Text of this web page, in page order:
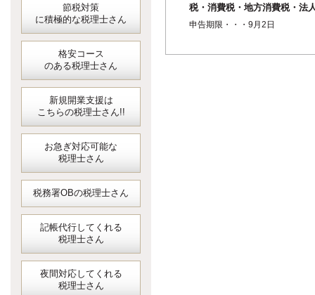
節税対策
に積極的な税理士さん
格安コース
のある税理士さん
新規開業支援は
こちらの税理士さん!!
お急ぎ対応可能な
税理士さん
税務署OBの税理士さん
記帳代行してくれる
税理士さん
夜間対応してくれる
税理士さん
税・消費税・地方消費税・法
事業税・法人住民税＞（半期
申告期限・・・9月2日